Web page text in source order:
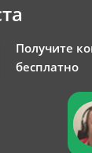
Получите
бесплатно